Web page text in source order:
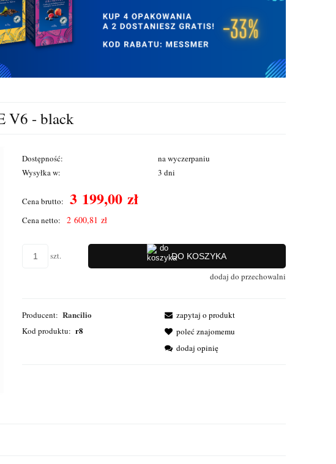
V6 - black
Dostępność:
na wyczerpaniu
Wysyłka w:
3 dni
Cena brutto: 3 199,00 zł
Cena netto: 2 600,81 zł
szt. DO KOSZYKA
dodaj do przechowalni
Producent: Rancilio
Kod produktu: r8
zapytaj o produkt
poleć znajomemu
dodaj opinię